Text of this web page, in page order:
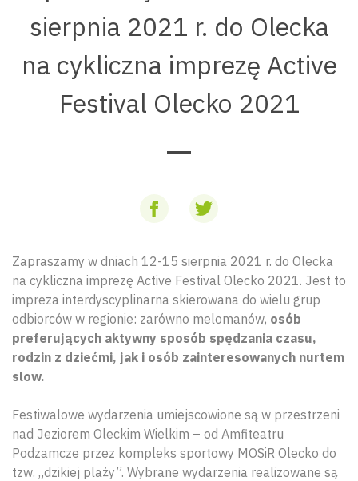
sierpnia 2021 r. do Olecka
na cykliczna imprezę Active
Festival Olecko 2021
Zapraszamy w dniach 12-15 sierpnia 2021 r. do Olecka
na cykliczna imprezę Active Festival Olecko 2021. Jest to
impreza interdyscyplinarna skierowana do wielu grup
odbiorców w regionie: zarówno melomanów, osób
preferujących aktywny sposób spędzania czasu,
rodzin z dziećmi, jak i osób zainteresowanych nurtem
slow.
Festiwalowe wydarzenia umiejscowione są w przestrzeni
nad Jeziorem Oleckim Wielkim – od Amfiteatru
Podzamcze przez kompleks sportowy MOSiR Olecko do
tzw. „dzikiej plaży”. Wybrane wydarzenia realizowane są